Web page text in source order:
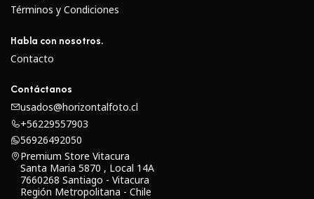
Términos y Condiciones
Habla con nosotros.
Contacto
Contáctanos
usados@horizontalfoto.cl
+56229557903
56926492050
Premium Store Vitacura
Santa Maria 5870 , Local 14A
7660268 Santiago - Vitacura
Región Metropolitana - Chile